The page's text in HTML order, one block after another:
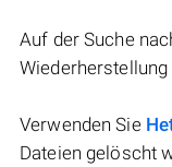
Auf der Suche
Wiederherstellung
Verwenden Sie
Dateien gelöscht